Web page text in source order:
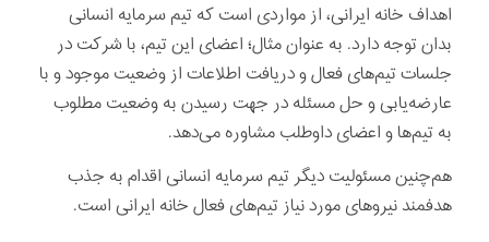
اهداف خانه ایرانی، از مواردی است که تیم سرمایه انسانی
بدان توجه دارد. به عنوان مثال؛ اعضای این تیم، با شرکت در
جلسات تیم‌های فعال و دریافت اطلاعات از وضعیت موجود و با
عارضه‌یابی و حل مسئله در جهت رسیدن به وضعیت مطلوب
به تیم‌ها و اعضای داوطلب مشاوره می‌دهد.
هم‌چنین مسئولیت دیگر تیم سرمایه انسانی اقدام به جذب
هدفمند نیروهای مورد نیاز تیم‌های فعال خانه ایرانی است.